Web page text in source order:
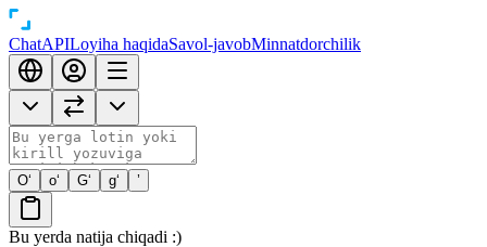
ChatAPILoyiha haqidaSavol-javobMinnatdorchilik
O‘ o‘ G‘ g‘ ’
Bu yerda natija chiqadi :)